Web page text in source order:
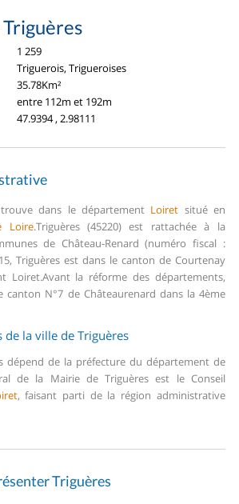
1 259
Triguerois, Trigueroises
35.78Km²
entre 112m et 192m
47.9394 , 2.98111
dans le département Loiret situé en
Loire.Triguères (45220) est rattachée à la
de Château-Renard (numéro fiscal :
Triguères est dans le canton de Courtenay
Loiret.Avant la réforme des départements,
canton N°7 de Châteaurenard dans la 4ème
la ville de Triguères
dépend de la préfecture du département de
de la Mairie de Triguères est le Conseil
, faisant parti de la région administrative
Triguères